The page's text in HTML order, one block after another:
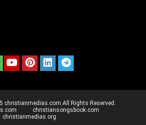
christianmedias.com All Rights Reserved.
christiansongsbook.com
christianmedias.org